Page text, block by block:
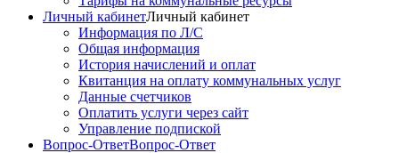
Личный кабинетЛичный кабинет
Информация по Л/С
Общая информация
История начислений и оплат
Квитанция на оплату коммунальных услуг
Данные счетчиков
Оплатить услуги через сайт
Управление подпиской
Вопрос-ОтветВопрос-Ответ